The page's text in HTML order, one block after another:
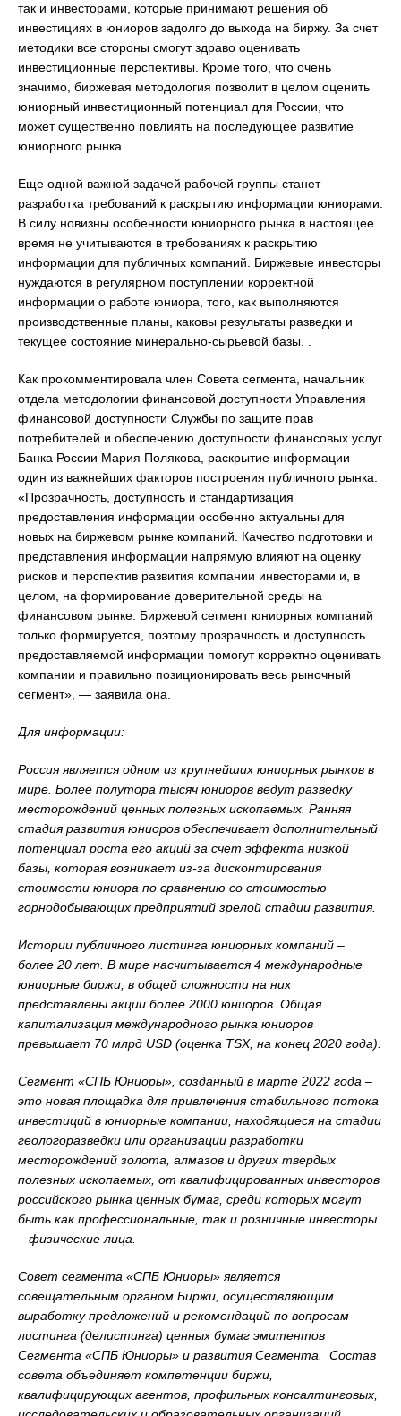
так и инвесторами, которые принимают решения об
инвестициях в юниоров задолго до выхода на биржу. За счет
методики все стороны смогут здраво оценивать
инвестиционные перспективы. Кроме того, что очень
значимо, биржевая методология позволит в целом оценить
юниорный инвестиционный потенциал для России, что
может существенно повлиять на последующее развитие
юниорного рынка.
Еще одной важной задачей рабочей группы станет
разработка требований к раскрытию информации юниорами.
В силу новизны особенности юниорного рынка в настоящее
время не учитываются в требованиях к раскрытию
информации для публичных компаний. Биржевые инвесторы
нуждаются в регулярном поступлении корректной
информации о работе юниора, того, как выполняются
производственные планы, каковы результаты разведки и
текущее состояние минерально-сырьевой базы. .
Как прокомментировала член Совета сегмента, начальник
отдела методологии финансовой доступности Управления
финансовой доступности Службы по защите прав
потребителей и обеспечению доступности финансовых услуг
Банка России Мария Полякова, раскрытие информации –
один из важнейших факторов построения публичного рынка.
«Прозрачность, доступность и стандартизация
предоставления информации особенно актуальны для
новых на биржевом рынке компаний. Качество подготовки и
представления информации напрямую влияют на оценку
рисков и перспектив развития компании инвесторами и, в
целом, на формирование доверительной среды на
финансовом рынке. Биржевой сегмент юниорных компаний
только формируется, поэтому прозрачность и доступность
предоставляемой информации помогут корректно оценивать
компании и правильно позиционировать весь рыночный
сегмент», — заявила она.
Для информации:
Россия является одним из крупнейших юниорных рынков в
мире. Более полутора тысяч юниоров ведут разведку
месторождений ценных полезных ископаемых. Ранняя
стадия развития юниоров обеспечивает дополнительный
потенциал роста его акций за счет эффекта низкой
базы, которая возникает из-за дисконтирования
стоимости юниора по сравнению со стоимостью
горнодобывающих предприятий зрелой стадии развития.
Истории публичного листинга юниорных компаний –
более 20 лет. В мире насчитывается 4 международные
юниорные биржи, в общей сложности на них
представлены акции более 2000 юниоров. Общая
капитализация международного рынка юниоров
превышает 70 млрд USD (оценка TSX, на конец 2020 года).
Сегмент «СПБ Юниоры», созданный в марте 2022 года –
это новая площадка для привлечения стабильного потока
инвестиций в юниорные компании, находящиеся на стадии
геологоразведки или организации разработки
месторождений золота, алмазов и других твердых
полезных ископаемых, от квалифицированных инвесторов
российского рынка ценных бумаг, среди которых могут
быть как профессиональные, так и розничные инвесторы
– физические лица.
Совет сегмента «СПБ Юниоры» является
совещательным органом Биржи, осуществляющим
выработку предложений и рекомендаций по вопросам
листинга (делистинга) ценных бумаг эмитентов
Сегмента «СПБ Юниоры» и развития Сегмента. Состав
совета объединяет компетенции биржи,
квалифицирующих агентов, профильных консалтинговых,